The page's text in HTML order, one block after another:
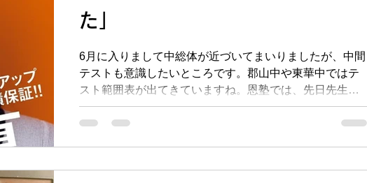
用意しております。2日間を1セットとして試験範囲をと
通り覚えて、2日目に向けて宿題をお出しし、2日目
た」
6月に入りまして中総体が近づいてまいりましたが、中間
テストも意識したいところです。郡山中や東華中ではテ
スト範囲表が出てきていますね。恩塾では、先日先生た
ちと行った仕上げミーティング通り、それぞれの生徒さ
んの進捗具合を把握しながら仕上げの授業を進めている
ださっている方の夏期講習の申込書の期限が来週末に迫